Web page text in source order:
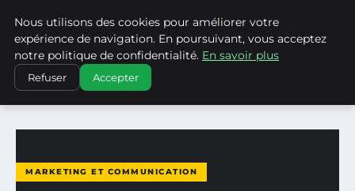
WP CAPE
ACCUEIL
MARKETING ET COMMUNICATION
RÉSEAU PROFESSIONNEL : COMMENT LE DÉVELOPPER…
MARKETING ET COMMUNICATION
Nous utilisons des cookies pour améliorer votre
expérience de navigation. En poursuivant, vous acceptez
notre politique de confidentialité. En savoir plus
Refuser Accepter